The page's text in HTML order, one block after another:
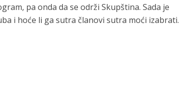
pa onda da se održi Skupština. Sada je
i hoće li ga sutra članovi sutra moći izabrati.